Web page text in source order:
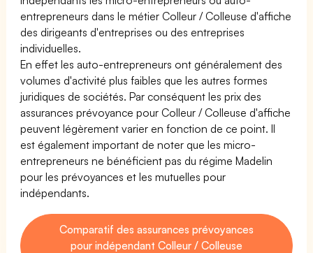
entrepreneurs dans le métier Colleur / Colleuse d'affiche
des dirigeants d'entreprises ou des entreprises
individuelles.
En effet les auto-entrepreneurs ont généralement des
volumes d'activité plus faibles que les autres formes
juridiques de sociétés. Par conséquent les prix des
assurances prévoyance pour Colleur / Colleuse d'affiche
peuvent légèrement varier en fonction de ce point. Il
est également important de noter que les micro-
entrepreneurs ne bénéficient pas du régime Madelin
pour les prévoyances et les mutuelles pour
indépendants.
Comparatif des assurances prévoyances
pour indépendant Colleur / Colleuse